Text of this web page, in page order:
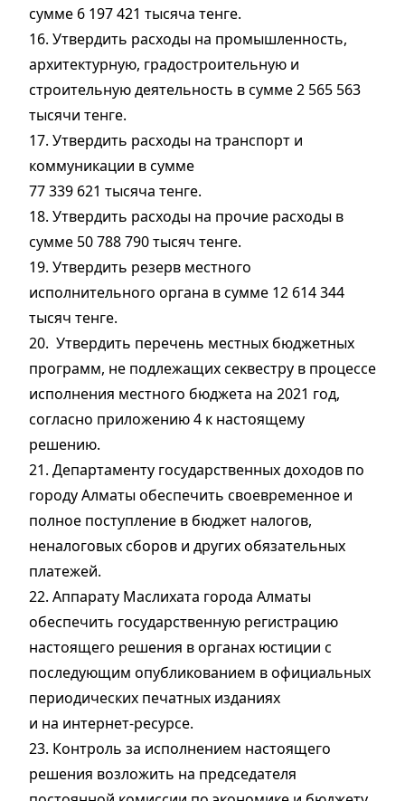
сумме 6 197 421 тысяча тенге.
16. Утвердить расходы на промышленность,
архитектурную, градостроительную и
строительную деятельность в сумме 2 565 563
тысячи тенге.
17. Утвердить расходы на транспорт и
коммуникации в сумме
77 339 621 тысяча тенге.
18. Утвердить расходы на прочие расходы в
сумме 50 788 790 тысяч тенге.
19. Утвердить резерв местного
исполнительного органа в сумме 12 614 344
тысяч тенге.
20. Утвердить перечень местных бюджетных
программ, не подлежащих секвестру в процессе
исполнения местного бюджета на 2021 год,
согласно приложению 4 к настоящему
решению.
21. Департаменту государственных доходов по
городу Алматы обеспечить своевременное и
полное поступление в бюджет налогов,
неналоговых сборов и других обязательных
платежей.
22. Аппарату Маслихата города Алматы
обеспечить государственную регистрацию
настоящего решения в органах юстиции с
последующим опубликованием в официальных
периодических печатных изданиях
и на интернет-ресурсе.
23. Контроль за исполнением настоящего
решения возложить на председателя